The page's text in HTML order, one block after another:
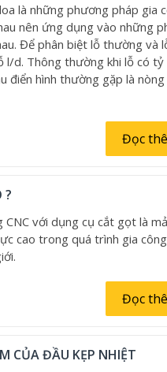
là những phương pháp gia
nên ứng dụng vào những
Để phân biệt lỗ thường và
l/d. Thông thường khi lỗ có tỷ
điển hình thường gặp là nòng
Đọc
?
với dụng cụ cắt gọt là
cao trong quá trình gia
Đọc
CỦA ĐẦU KẸP NHIỆT